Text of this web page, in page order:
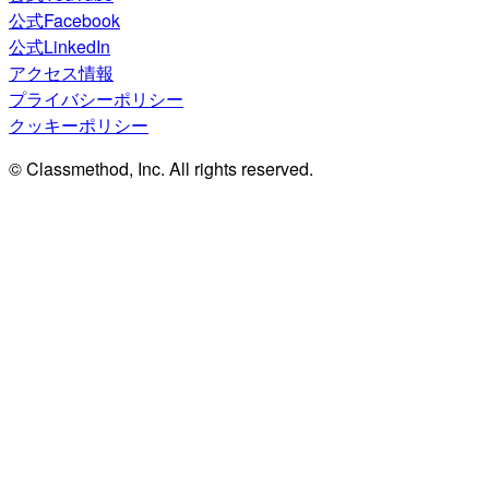
公式Facebook
公式LinkedIn
アクセス情報
プライバシーポリシー
クッキーポリシー
© Classmethod, Inc. All rights reserved.